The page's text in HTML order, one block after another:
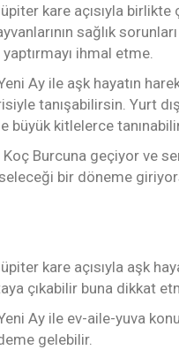
kare açısıyla
sağlık
ihmal etme.
Ay ile aşk hayatın
tanışabilirsin. Yurt
büyük kitlelerce
Burcuna geçiyor ve
bir döneme
kare açısıyla aşk
çıkabilir buna dikkat
Ay ile ev-aile-yuva
gelebilir.